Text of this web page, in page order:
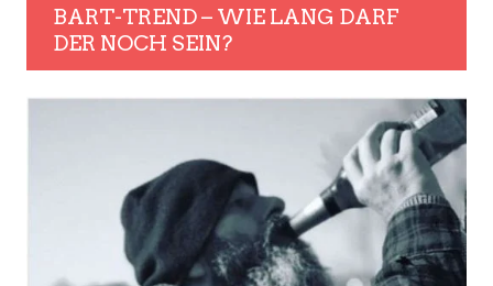
BART-TREND – WIE LANG DARF
DER NOCH SEIN?